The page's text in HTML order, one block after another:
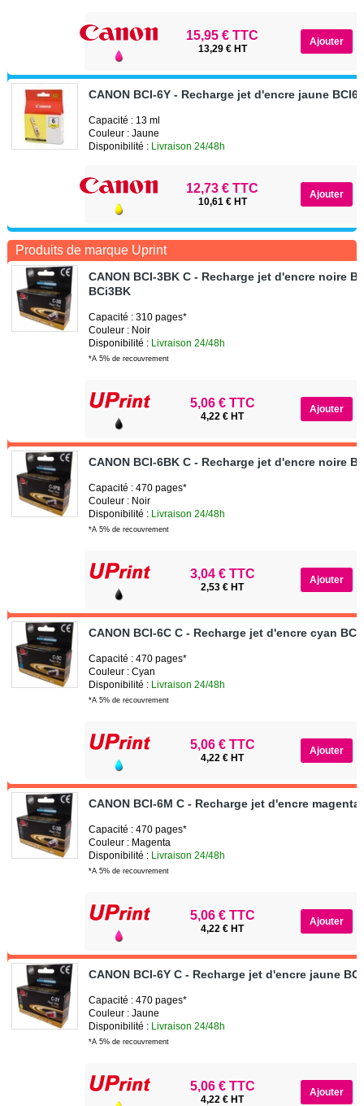
15,95 € TTC
13,29 € HT
CANON BCI-6Y - Recharge jet d'encre jaune
Capacité : 13 ml
Couleur : Jaune
Disponibilité : Livraison 24/48h
12,73 € TTC
10,61 € HT
Produits de marque Uprint
CANON BCI-3BK C - Recharge jet d'encre noire
BCi3BK
Capacité : 310 pages*
Couleur : Noir
Disponibilité : Livraison 24/48h
*A 5% de recouvrement
5,06 € TTC
4,22 € HT
CANON BCI-6BK C - Recharge jet d'encre noire
Capacité : 470 pages*
Couleur : Noir
Disponibilité : Livraison 24/48h
*A 5% de recouvrement
3,04 € TTC
2,53 € HT
CANON BCI-6C C - Recharge jet d'encre cyan
Capacité : 470 pages*
Couleur : Cyan
Disponibilité : Livraison 24/48h
*A 5% de recouvrement
5,06 € TTC
4,22 € HT
CANON BCI-6M C - Recharge jet d'encre magenta
Capacité : 470 pages*
Couleur : Magenta
Disponibilité : Livraison 24/48h
*A 5% de recouvrement
5,06 € TTC
4,22 € HT
CANON BCI-6Y C - Recharge jet d'encre jaune
Capacité : 470 pages*
Couleur : Jaune
Disponibilité : Livraison 24/48h
*A 5% de recouvrement
5,06 € TTC
4,22 € HT